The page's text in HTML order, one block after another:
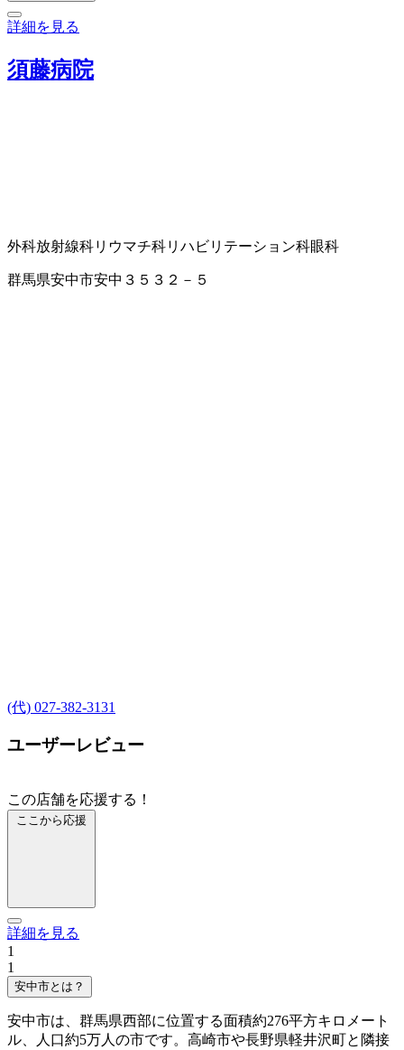
詳細を見る
須藤病院
外科放射線科リウマチ科リハビリテーション科眼科
群馬県安中市安中３５３２－５
(代) 027-382-3131
ユーザーレビュー
この店舗を応援する！
ここから応援
詳細を見る
1
1
安中市とは？
安中市は、群馬県西部に位置する面積約276平方キロメート
ル、人口約5万人の市です。高崎市や長野県軽井沢町と隣接